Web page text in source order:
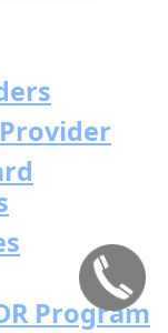
Program